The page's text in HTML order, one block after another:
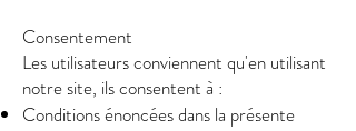
Consentement
Les utilisateurs conviennent qu'en utilisant
notre site, ils consentent à :
Conditions énoncées dans la présente